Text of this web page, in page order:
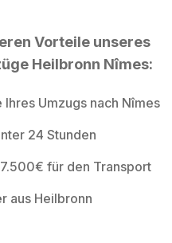
Vorteile unseres
Heilbronn Nîmes:
Umzugs nach Nîmes
24 Stunden
für den Transport
aus Heilbronn